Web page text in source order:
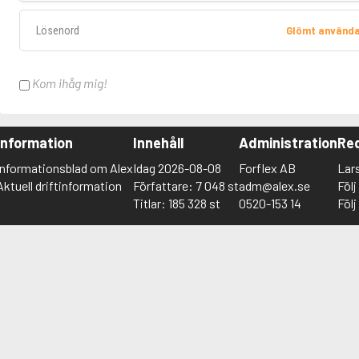
Glömt
Kom ihåg mig!
om Alex
driftinformation
Innehåll
Idag 2026-08-08
Författare: 7 048 st
Titlar: 185 328 st
Administration
Forflex AB
adm@alex.se
0520-153 14